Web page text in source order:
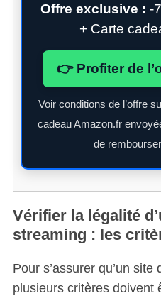
Offre exclusive : -
+ Carte
👉 Profiter de
Voir conditions de l’offre
cadeau Amazon.fr
de
Vérifier la légalité
streaming : les
Pour s’assurer qu’un
plusieurs critères doivent
S
e
a
h
r
: